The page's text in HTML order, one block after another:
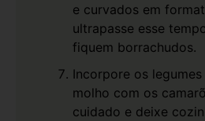
e curvados em
ultrapasse esse
fiquem borrachudos.
Incorpore os
molho com os
cuidado e deixe